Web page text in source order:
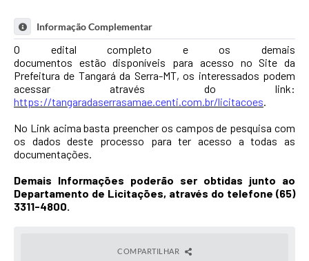
COMPLEMENTARES NO MUNICÍPIO DE TANGARÁ DA
SERRA/MT.O edital completo está disponível para
acesso dos interessados através do link:
https://tangaradaserrasamae.centi.com.br/licitacoes.
Demais Informações poderão ser obtidas junto ao
Departamento de Licitações, através do telefone
(65) 3311-4800.
Marcos Scolari
Diretor Geral do SAMAE
Informação Complementar
O edital completo e os demais
documentos estão disponíveis para acesso no Site da
Prefeitura de Tangará da Serra-MT, os interessados podem
acessar através do link:
https://tangaradaserrasamae.centi.com.br/licitacoes.
No Link acima basta preencher os campos de pesquisa com
os dados deste processo para ter acesso a todas as
documentações.
Demais Informações poderão ser obtidas junto ao
Departamento de Licitações, através do telefone (65)
3311-4800.
COMPARTILHAR